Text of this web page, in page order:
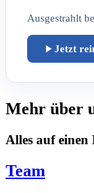
Ausgestrahlt
Jetzt
Mehr über
Alles auf einen
Team